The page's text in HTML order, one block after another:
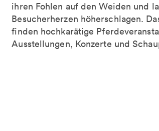
ihren Fohlen auf den Weiden und
Besucherherzen höherschlagen.
finden hochkarätige
Ausstellungen, Konzerte und